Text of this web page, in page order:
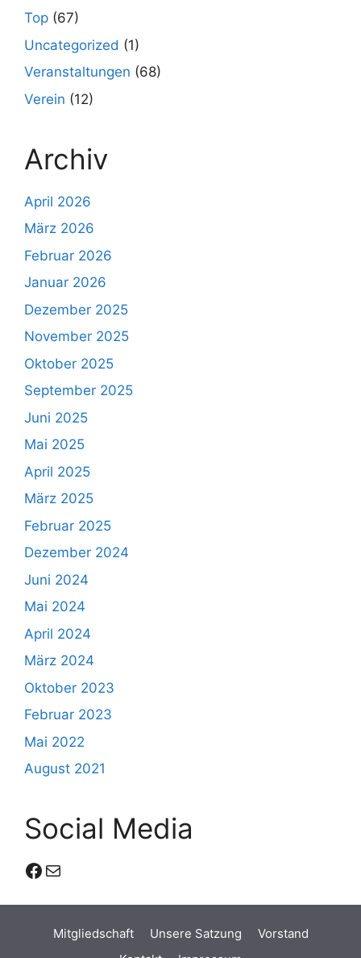
Top (67)
Uncategorized (1)
Veranstaltungen (68)
Verein (12)
Archiv
April 2026
März 2026
Februar 2026
Januar 2026
Dezember 2025
November 2025
Oktober 2025
September 2025
Juni 2025
Mai 2025
April 2025
März 2025
Februar 2025
Dezember 2024
Juni 2024
Mai 2024
April 2024
März 2024
Oktober 2023
Februar 2023
Mai 2022
August 2021
Social Media
Facebook
E-Mail
Mitgliedschaft Unsere Satzung
Vorstand